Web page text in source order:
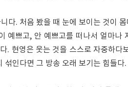
다. 처음 봤을 때 눈에 보이는 것이
예쁘고, 안 예쁘고를 떠나서 얼마나
. 현영은 웃는 것을 스스로 자중하다
섞인다면 그 방송 오래 보기는 힘들다.